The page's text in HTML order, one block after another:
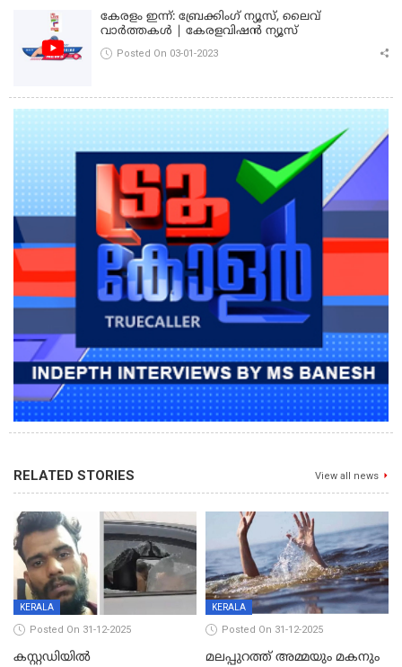
കേരളം ഇന്ന്: ബ്രേക്കിംഗ് ന്യൂസ്, ലൈവ്
വാർത്തകൾ | കേരളവിഷൻ ന്യൂസ്
Posted On 03-01-2023
RELATED STORIES View all news
KERALA
Posted On 31-12-2025
കസ്റ്റഡിയിൽ
KERALA
Posted On 31-12-2025
മലപ്പുറത്ത് അമ്മയും മകനും